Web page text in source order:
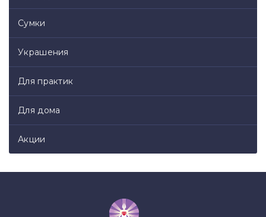
Сумки
Украшения
Для практик
Для дома
Акции